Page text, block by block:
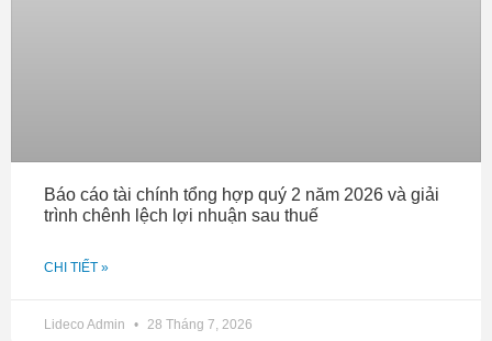
Báo cáo tài chính tổng hợp quý 2 năm 2026 và giải
trình chênh lệch lợi nhuận sau thuế
CHI TIẾT »
Lideco Admin 28 Tháng 7, 2026